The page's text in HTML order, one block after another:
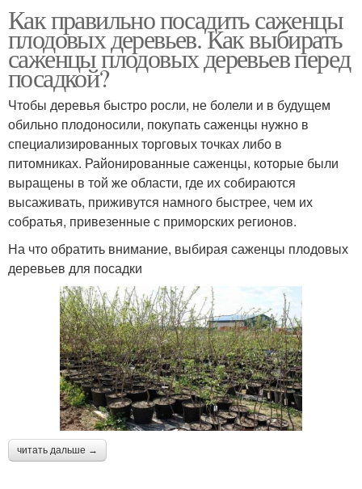
Как правильно посадить саженцы
плодовых деревьев. Как выбирать
саженцы плодовых деревьев перед
посадкой?
Чтобы деревья быстро росли, не болели и в будущем
обильно плодоносили, покупать саженцы нужно в
специализированных торговых точках либо в
питомниках. Районированные саженцы, которые были
выращены в той же области, где их собираются
высаживать, приживутся намного быстрее, чем их
собратья, привезенные с приморских регионов.
На что обратить внимание, выбирая саженцы плодовых
деревьев для посадки
читать дальше →